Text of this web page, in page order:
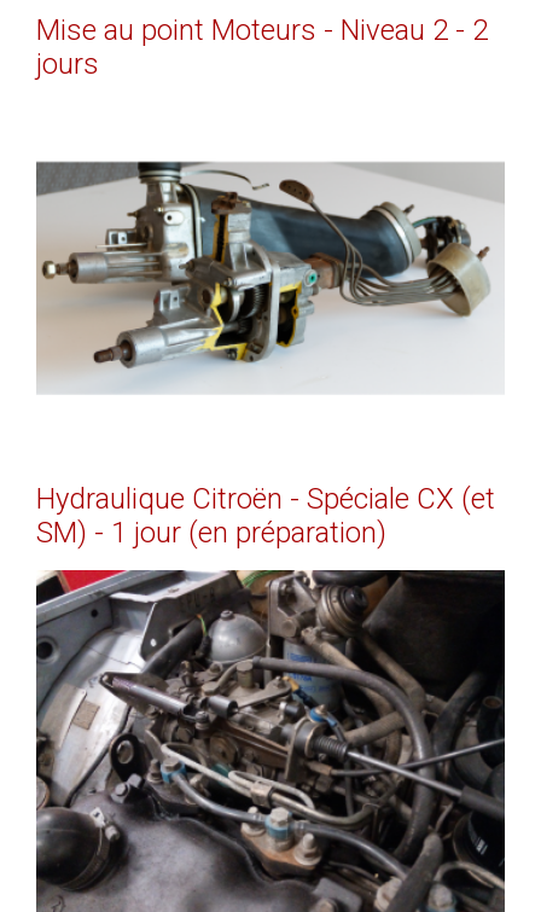
Mise au point Moteurs - Niveau 2 - 2
jours
EN SAVOIR PLUS
Hydraulique Citroën - Spéciale CX (et
SM) - 1 jour (en préparation)
EN SAVOIR PLUS